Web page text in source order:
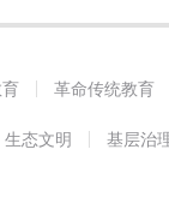
革命传统教育
生态文明 基层治